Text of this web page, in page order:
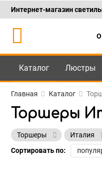
Каталог
Интернет-магазин
О
Каталог Люстры
Главная Каталог
Торшеры
Торшеры
Италия
Сортировать по: